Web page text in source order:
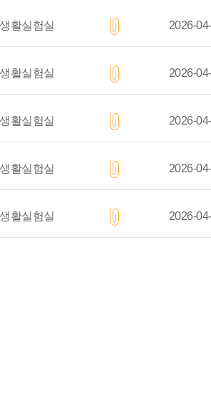
활실험실 2026-
활실험실 2026-
활실험실 2026-
활실험실 2026-
활실험실 2026-